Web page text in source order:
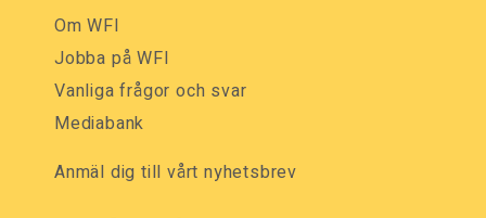
Om WFI
Jobba på WFI
Vanliga frågor och svar
Mediabank
Anmäl dig till vårt nyhetsbrev